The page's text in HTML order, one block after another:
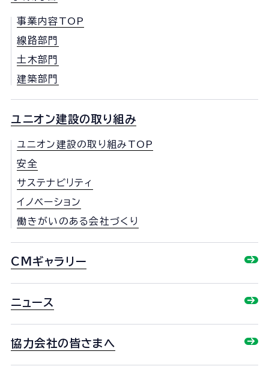
事業内容TOP
線路部門
土木部門
建築部門
ユニオン建設の取り組み
ユニオン建設の取り組みTOP
安全
サステナビリティ
イノベーション
働きがいのある会社づくり
CMギャラリー
ニュース
協力会社の皆さまへ